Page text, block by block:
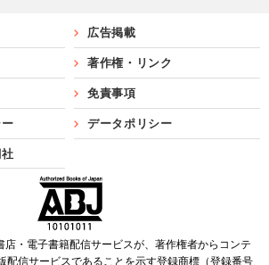
広告掲載
著作権・リンク
免責事項
データポリシー
店・電子書籍配信サービスが、著作権者からコンテ
配信サービスであることを示す登録商標（登録番号